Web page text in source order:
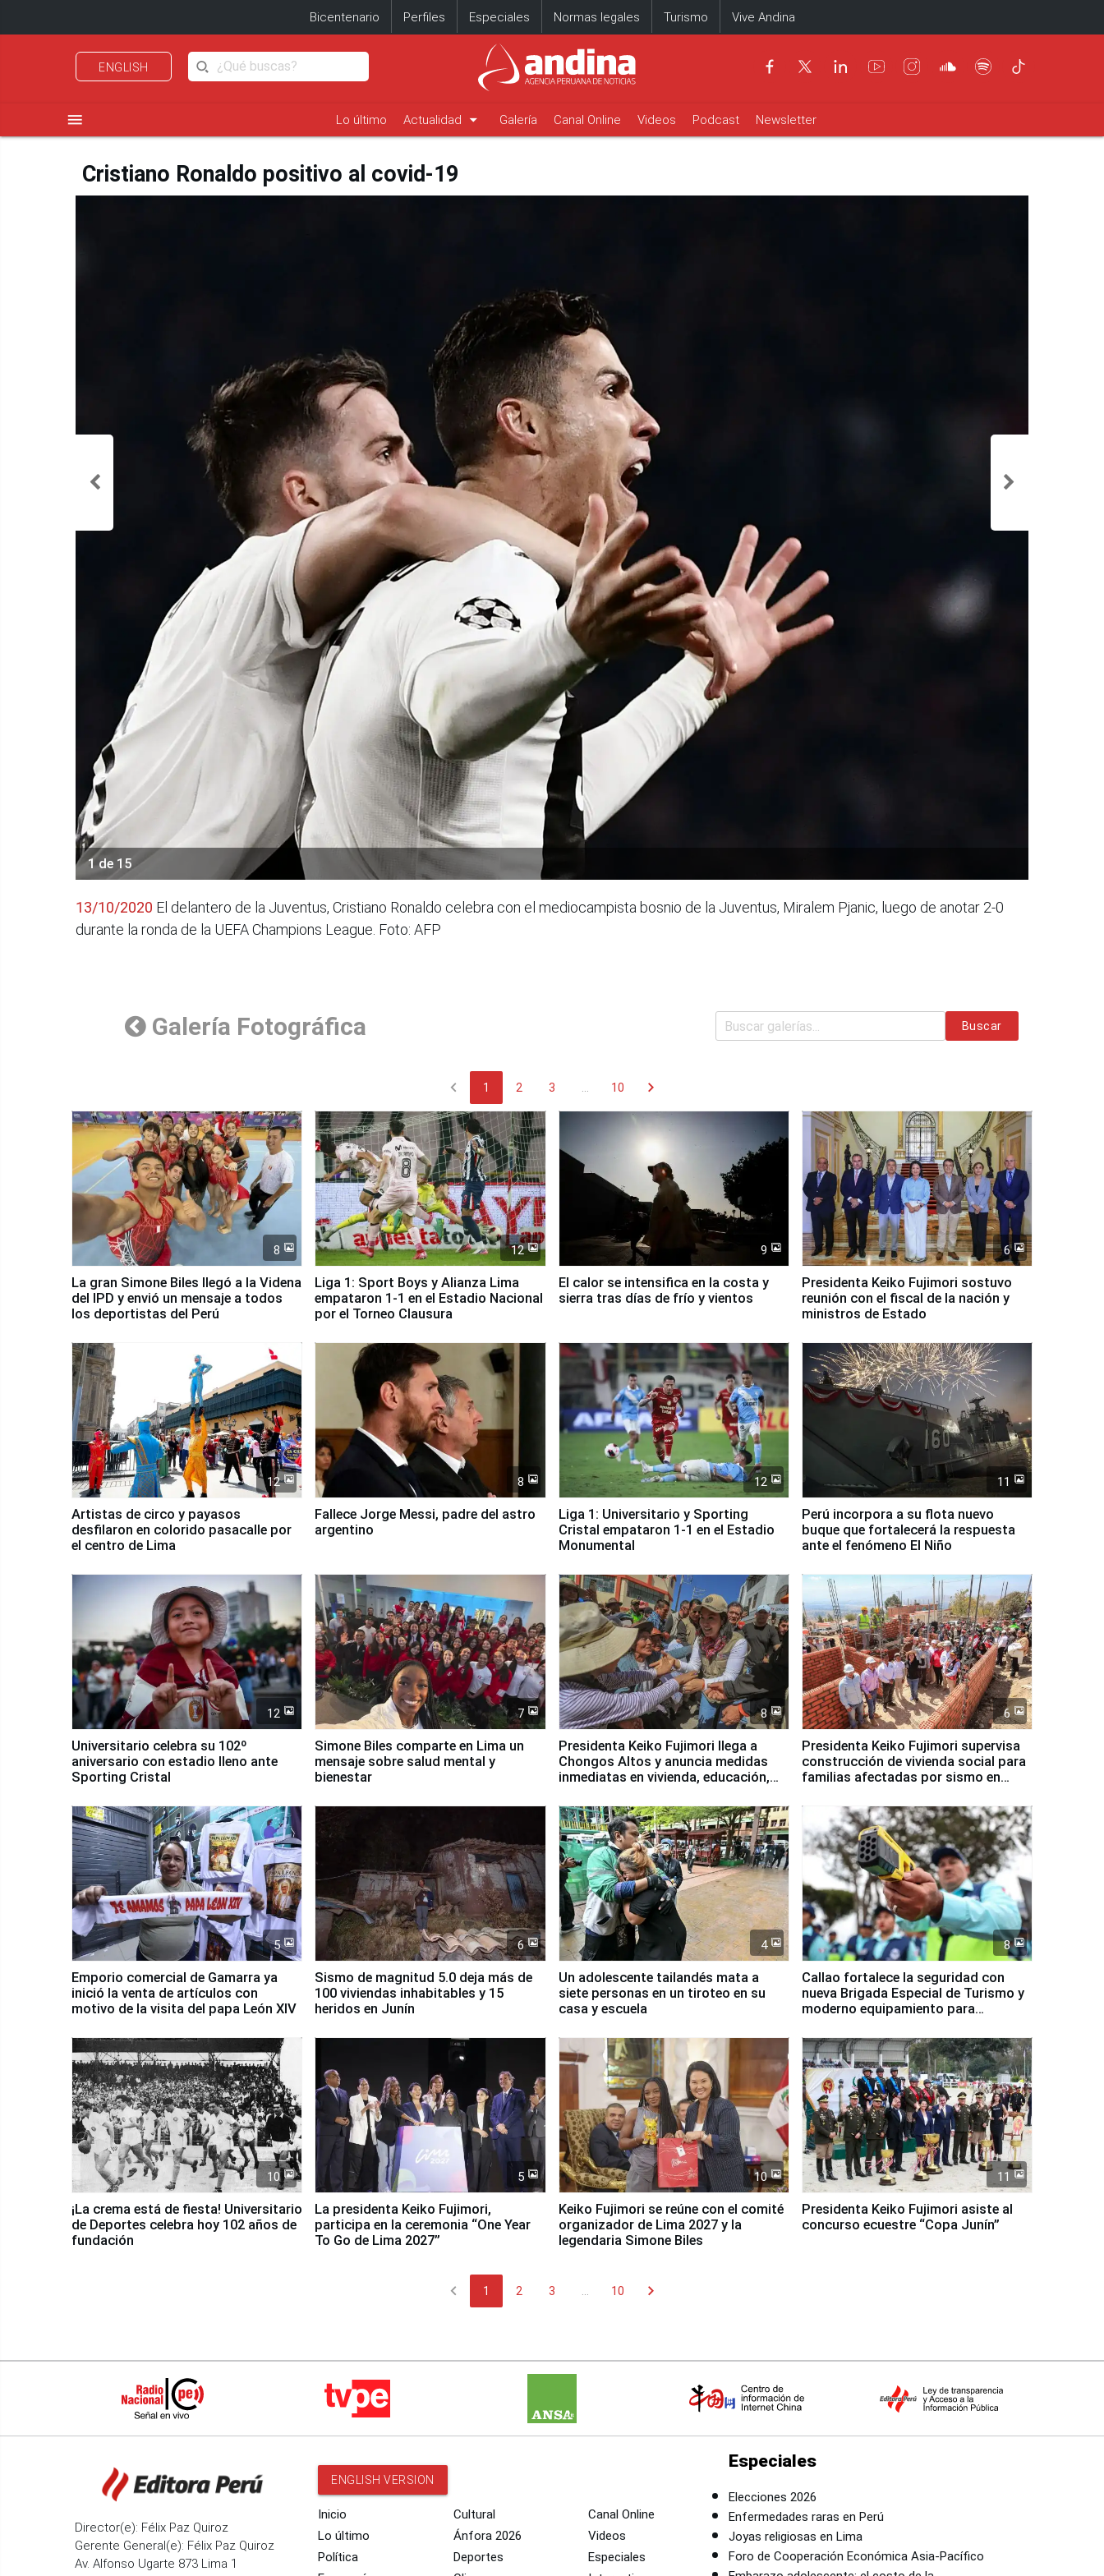
Bicentenario Perfiles Especiales Normas legales Turismo Vive Andina
ENGLISH
menu Lo último Actualidad arrow_drop_down Galería Canal Online Videos Podcast Newsletter
Cristiano Ronaldo positivo al covid-19
1 de 15
13/10/2020 El delantero de la Juventus, Cristiano Ronaldo celebra con el mediocampista bosnio de la Juventus, Miralem Pjanic, luego de anotar 2-0
durante la ronda de la UEFA Champions League. Foto: AFP
Galería Fotográfica Buscar
chevron_left 1 2 3 ... 10 chevron_right
8
La gran Simone Biles llegó a la Videna
del IPD y envió un mensaje a todos
los deportistas del Perú
12
Liga 1: Sport Boys y Alianza Lima
empataron 1-1 en el Estadio Nacional
por el Torneo Clausura
9
El calor se intensifica en la costa y
sierra tras días de frío y vientos
6
Presidenta Keiko Fujimori sostuvo
reunión con el fiscal de la nación y
ministros de Estado
12
Artistas de circo y payasos
desfilaron en colorido pasacalle por
el centro de Lima
8
Fallece Jorge Messi, padre del astro
argentino
12
Liga 1: Universitario y Sporting
Cristal empataron 1-1 en el Estadio
Monumental
11
Perú incorpora a su flota nuevo
buque que fortalecerá la respuesta
ante el fenómeno El Niño
12
Universitario celebra su 102º
aniversario con estadio lleno ante
Sporting Cristal
7
Simone Biles comparte en Lima un
mensaje sobre salud mental y
bienestar
8
Presidenta Keiko Fujimori llega a
Chongos Altos y anuncia medidas
inmediatas en vivienda, educación,
6
Presidenta Keiko Fujimori supervisa
construcción de vivienda social para
familias afectadas por sismo en
5
Emporio comercial de Gamarra ya
inició la venta de artículos con
motivo de la visita del papa León XIV
6
Sismo de magnitud 5.0 deja más de
100 viviendas inhabitables y 15
heridos en Junín
4
Un adolescente tailandés mata a
siete personas en un tiroteo en su
casa y escuela
8
Callao fortalece la seguridad con
nueva Brigada Especial de Turismo y
moderno equipamiento para
10
¡La crema está de fiesta! Universitario
de Deportes celebra hoy 102 años de
fundación
5
La presidenta Keiko Fujimori,
participa en la ceremonia “One Year
To Go de Lima 2027”
10
Keiko Fujimori se reúne con el comité
organizador de Lima 2027 y la
legendaria Simone Biles
11
Presidenta Keiko Fujimori asiste al
concurso ecuestre “Copa Junín”
chevron_left 1 2 3 ... 10 chevron_right
Director(e): Félix Paz Quiroz
Gerente General(e): Félix Paz Quiroz
Av. Alfonso Ugarte 873 Lima 1
ENGLISH VERSION
Inicio
Lo último
Política
Cultural
Ánfora 2026
Deportes
Canal Online
Videos
Especiales
Especiales
Elecciones 2026
Enfermedades raras en Perú
Joyas religiosas en Lima
Foro de Cooperación Económica Asia-Pacífico